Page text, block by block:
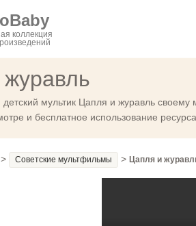
коллекция
детский мультик Цапля и журавль
и бесплатное использование
> Советские мультфильмы > Цапля и